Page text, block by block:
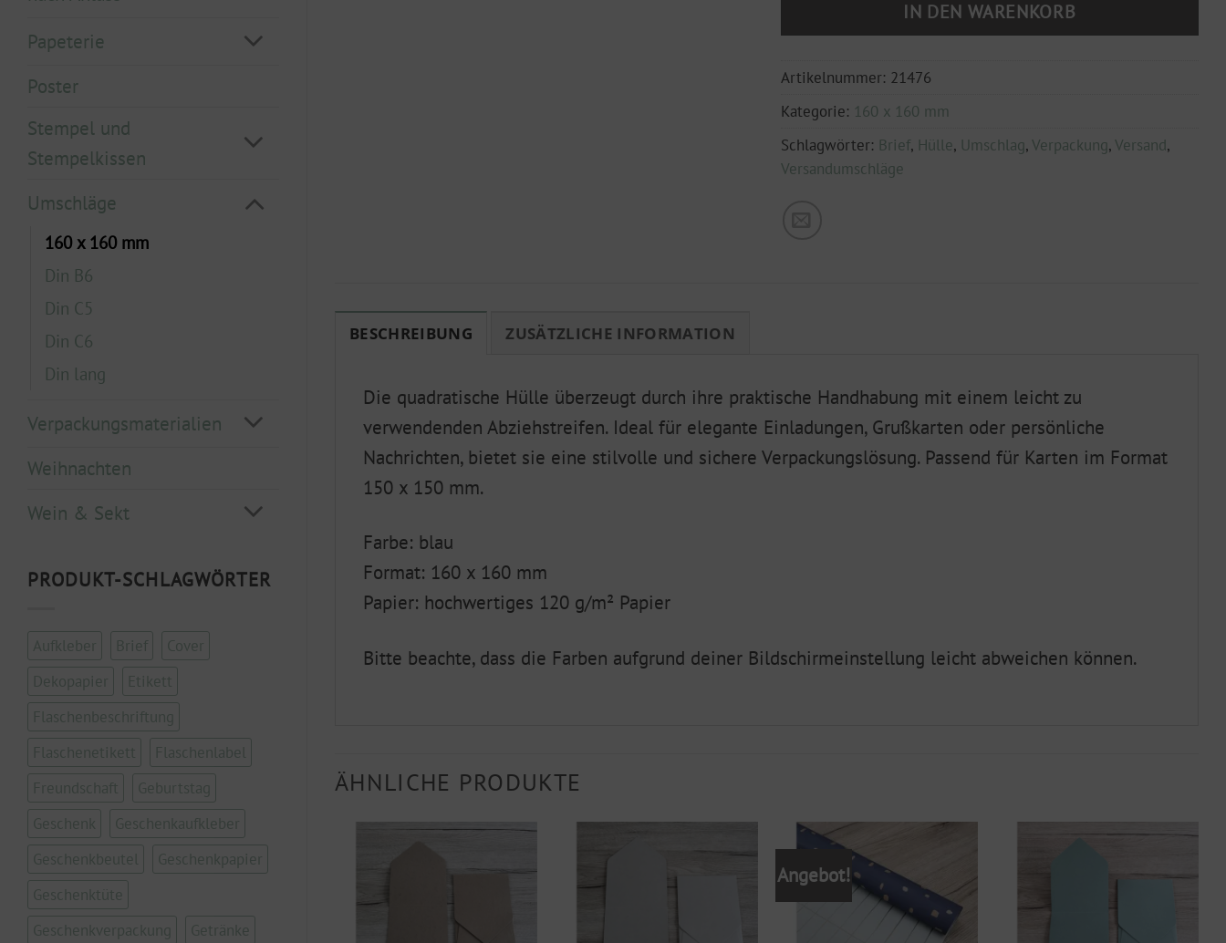
Papeterie
Poster
Stempel und
Stempelkissen
Umschläge
160 x 160 mm
Din B6
Din C5
Din C6
Din lang
Verpackungsmaterialien
Weihnachten
Wein & Sekt
PRODUKT-SCHLAGWÖRTER
Aufkleber Brief
Cover
Dekopapier
Etikett
Flaschenbeschriftung
Flaschenetikett
Flaschenlabel
Freundschaft
Geburtstag
Geschenk
Geschenkaufkleber
Geschenkbeutel
Geschenkpapier
Geschenktüte
Geschenkverpackung
Getränke
IN DEN WARENKORB
Artikelnummer: 21476
Kategorie: 160 x 160 mm
Schlagwörter: Brief, Hülle, Umschlag,Verpackung,Versand,
Versandumschläge
BESCHREIBUNG ZUSÄTZLICHE INFORMATION
Die quadratische Hülle überzeugt durch ihre praktische Handhabung mit einem leicht zu
verwendenden Abziehstreifen. Ideal für elegante Einladungen, Grußkarten oder persönliche
Nachrichten, bietet sie eine stilvolle und sichere Verpackungslösung. Passend für Karten im Format
150 x 150 mm.
Farbe: blau
Format: 160 x 160 mm
Papier: hochwertiges 120 g/m² Papier
Bitte beachte, dass die Farben aufgrund deiner Bildschirmeinstellung leicht abweichen können.
ÄHNLICHE PRODUKTE
Angebot!